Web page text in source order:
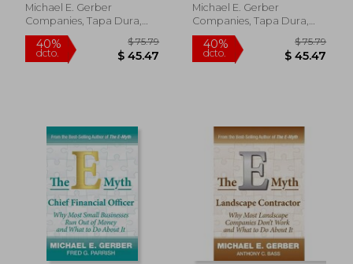
45%
dcto. $ 19.96
40%
dcto.
Michael E. Gerber
Companies, Tapa Dura,
Nuevo
Michael E. Gerber
Companies, Tapa Dura,
Nuevo